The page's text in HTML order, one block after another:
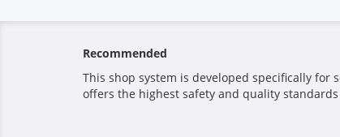
Recommended
This shop system is developed specifically
offers the highest safety and quality